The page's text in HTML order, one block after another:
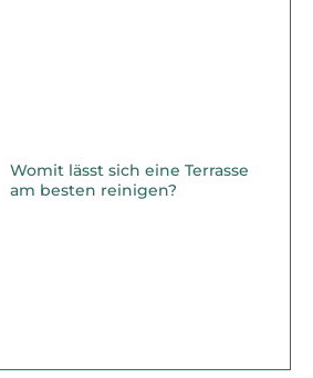
Womit lässt sich eine Terrasse
am besten reinigen?